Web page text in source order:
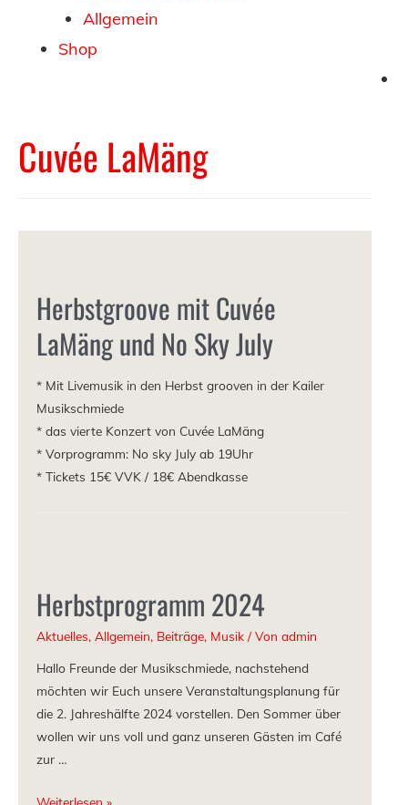
Allgemein
Shop
Cuvée LaMäng
Herbstgroove mit Cuvée
LaMäng und No Sky July
* Mit Livemusik in den Herbst grooven in der Kailer
Musikschmiede
* das vierte Konzert von Cuvée LaMäng
* Vorprogramm: No sky July ab 19Uhr
* Tickets 15€ VVK / 18€ Abendkasse
Herbstprogramm 2024
Aktuelles, Allgemein, Beiträge, Musik / Von admin
Hallo Freunde der Musikschmiede, nachstehend
möchten wir Euch unsere Veranstaltungsplanung für
die 2. Jahreshälfte 2024 vorstellen. Den Sommer über
wollen wir uns voll und ganz unseren Gästen im Café
zur …